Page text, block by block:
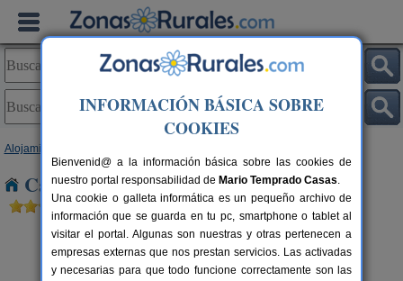
Alojamientos
Casas Rurales cerca de Maquirriain
INFORMACIÓN BÁSICA SOBRE
COOKIES
Bienvenid@ a la información básica sobre las cookies de
nuestro portal responsabilidad de Mario Temprado Casas.
Una cookie o galleta informática es un pequeño archivo de
información que se guarda en tu pc, smartphone o tablet al
visitar el portal. Algunas son nuestras y otras pertenecen a
empresas externas que nos prestan servicios. Las activadas
y necesarias para que todo funcione correctamente son las